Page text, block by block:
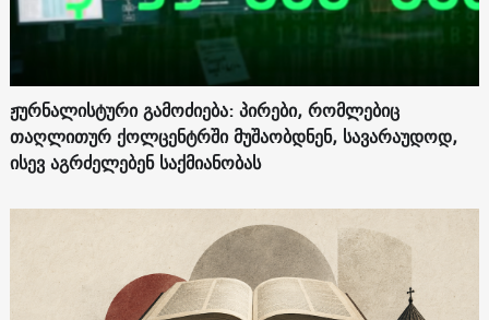
ჟურნალისტური გამოძიება: პირები, რომლებიც
თაღლითურ ქოლცენტრში მუშაობდნენ, სავარაუდოდ,
ისევ აგრძელებენ საქმიანობას